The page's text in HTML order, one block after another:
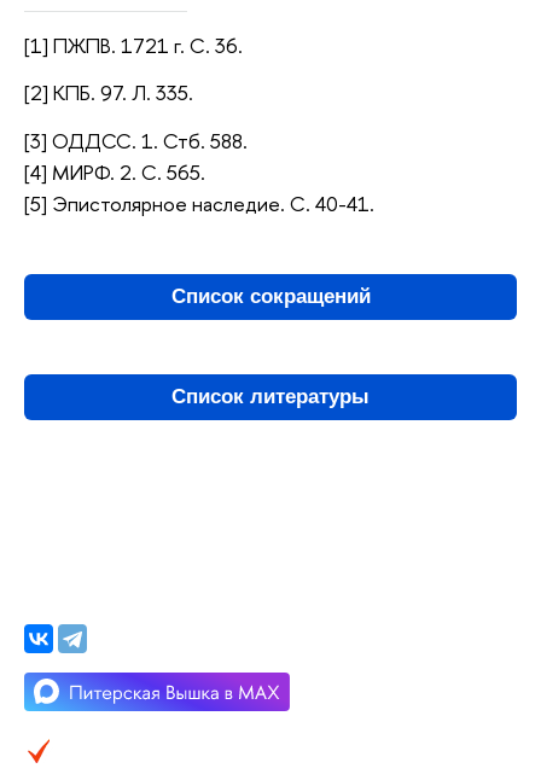
[1] ПЖПВ. 1721 г. С. 36.
[2] КПБ. 97. Л. 335.
[3] ОДДСС. 1. Стб. 588.
[4] МИРФ. 2. С. 565.
[5] Эпистолярное наследие. С. 40-41.
Список сокращений
Список литературы